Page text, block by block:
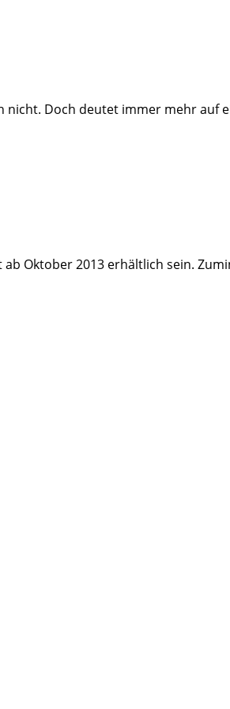
Doch deutet immer mehr auf
Oktober 2013 erhältlich sein.